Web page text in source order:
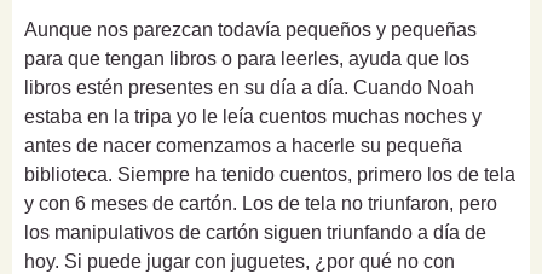
Aunque nos parezcan todavía pequeños y pequeñas
para que tengan libros o para leerles, ayuda que los
libros estén presentes en su día a día. Cuando Noah
estaba en la tripa yo le leía cuentos muchas noches y
antes de nacer comenzamos a hacerle su pequeña
biblioteca. Siempre ha tenido cuentos, primero los de tela
y con 6 meses de cartón. Los de tela no triunfaron, pero
los manipulativos de cartón siguen triunfando a día de
hoy. Si puede jugar con juguetes, ¿por qué no con